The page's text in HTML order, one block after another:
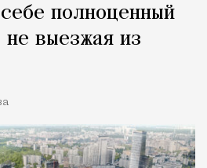
полноценный
не выезжая из